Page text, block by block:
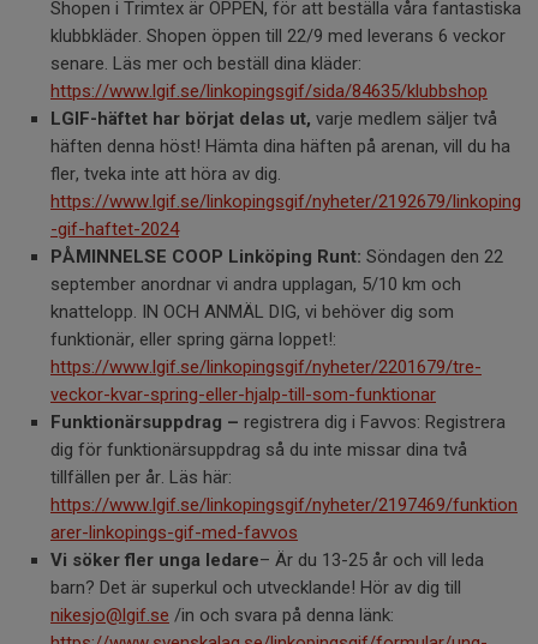
Shopen i Trimtex är ÖPPEN, för att beställa våra fantastiska
klubbkläder. Shopen öppen till 22/9 med leverans 6 veckor
senare. Läs mer och beställ dina kläder:
https://www.lgif.se/linkopingsgif/sida/84635/klubbshop
LGIF-häftet har börjat delas ut, varje medlem säljer två
häften denna höst! Hämta dina häften på arenan, vill du ha
fler, tveka inte att höra av dig.
https://www.lgif.se/linkopingsgif/nyheter/2192679/linkoping
-gif-haftet-2024
PÅMINNELSE COOP Linköping Runt: Söndagen den 22
september anordnar vi andra upplagan, 5/10 km och
knattelopp. IN OCH ANMÄL DIG, vi behöver dig som
funktionär, eller spring gärna loppet!:
https://www.lgif.se/linkopingsgif/nyheter/2201679/tre-
veckor-kvar-spring-eller-hjalp-till-som-funktionar
Funktionärsuppdrag – registrera dig i Favvos: Registrera
dig för funktionärsuppdrag så du inte missar dina två
tillfällen per år. Läs här:
https://www.lgif.se/linkopingsgif/nyheter/2197469/funktion
arer-linkopings-gif-med-favvos
Vi söker fler unga ledare– Är du 13-25 år och vill leda
barn? Det är superkul och utvecklande! Hör av dig till
nikesjo@lgif.se /in och svara på denna länk: